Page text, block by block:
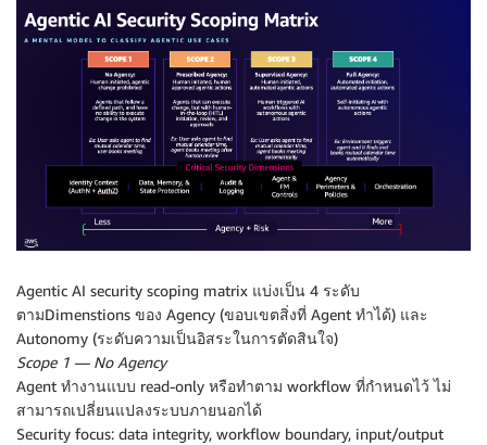
Agentic AI security scoping matrix แบ่งเป็น 4 ระดับ
ตามDimenstions ของ Agency (ขอบเขตสิ่งที่ Agent ทำได้) และ
Autonomy (ระดับความเป็นอิสระในการตัดสินใจ)
Scope 1 — No Agency
Agent ทำงานแบบ read-only หรือทำตาม workflow ที่กำหนดไว้ ไม่
สามารถเปลี่ยนแปลงระบบภายนอกได้
Security focus: data integrity, workflow boundary, input/output